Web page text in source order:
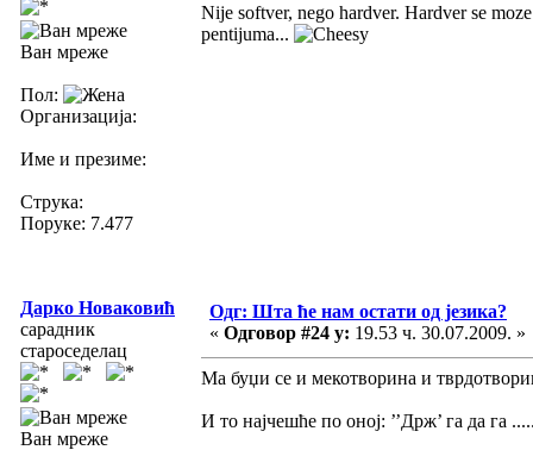
Ван мреже
Пол:
Организација:
Име и презиме:
Струка:
Поруке: 7.477
Nije softver, nego hardver. Hardver se
pentijuma...
Дарко Новаковић
сарадник
староседелац
Ван мреже
Одг: Шта ће нам остати од језика?
« Одговор #24 у: 19.53 ч. 30.07.2009. »
Ма буџи се и мекотворина и
И то најчешће по оној: ’’Држ’ га да га